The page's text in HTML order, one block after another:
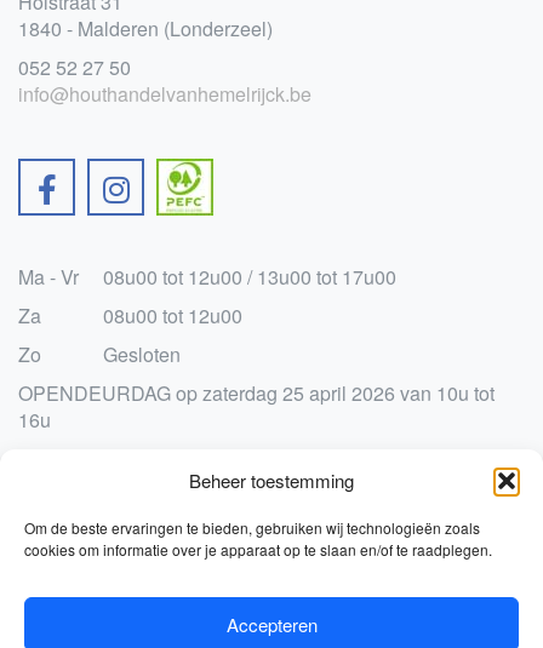
Beheer toestemming
Om de beste ervaringen te bieden, gebruiken wij technologieën zoals
cookies om informatie over je apparaat op te slaan en/of te raadplegen.
Accepteren
1840 - Malderen (Londerzeel)
052 52 27 50
info@houthandelvanhemelrijck.be
Ma - Vr
08u00 tot 12u00 / 13u00 tot 17u00
Za
08u00 tot 12u00
Zo
Gesloten
OPENDEURDAG op zaterdag 25 april 2026 van 10u tot
16u
Paasmaandag 6 april
Donderdag 14 t.e.m. zaterdag 16 mei
Pinkstermaandag 25 mei
Jaarlijks verlof vanaf vrijdag 10 juli om 12u t.e.m. zaterdag